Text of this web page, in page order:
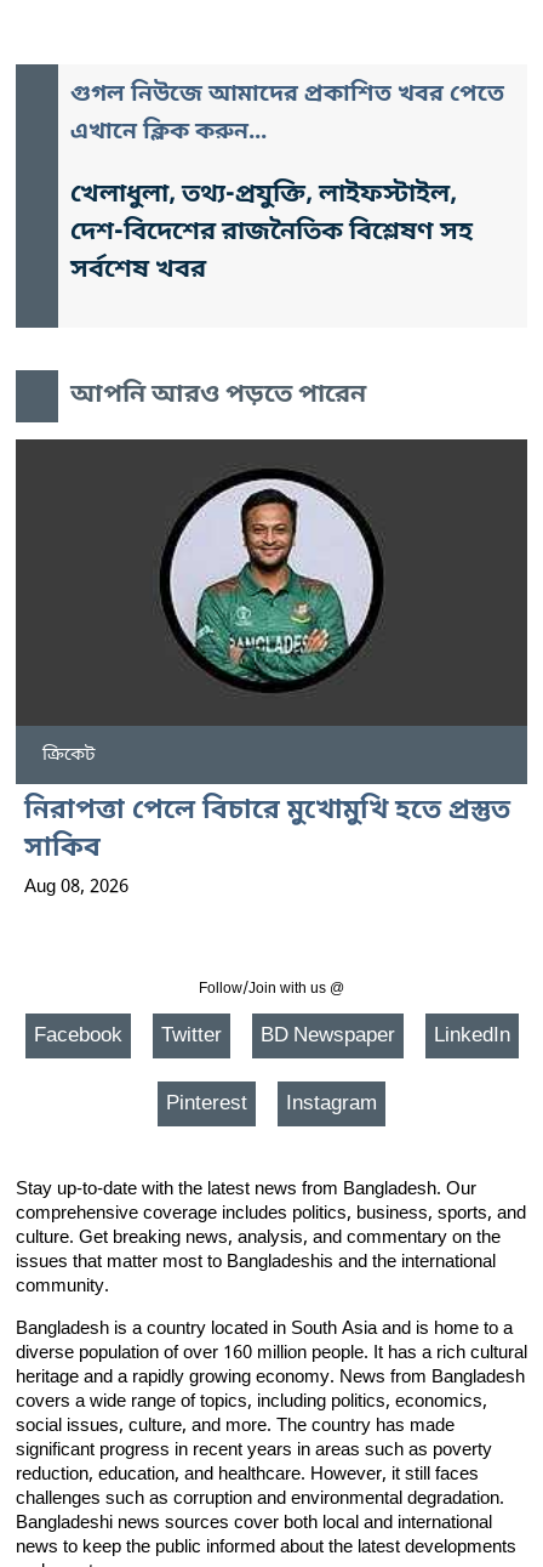
গুগল নিউজে আমাদের প্রকাশিত খবর পেতে
এখানে ক্লিক করুন...
খেলাধুলা, তথ্য-প্রযুক্তি, লাইফস্টাইল,
দেশ-বিদেশের রাজনৈতিক বিশ্লেষণ সহ
সর্বশেষ খবর
আপনি আরও পড়তে পারেন
ক্রিকেট
নিরাপত্তা পেলে বিচারে মুখোমুখি হতে প্রস্তুত
সাকিব
Aug 08, 2026
Follow/Join with us @
Facebook Twitter BD Newspaper LinkedIn
Pinterest Instagram
Stay up-to-date with the latest news from Bangladesh. Our
comprehensive coverage includes politics, business, sports, and
culture. Get breaking news, analysis, and commentary on the
issues that matter most to Bangladeshis and the international
community.
Bangladesh is a country located in South Asia and is home to a
diverse population of over 160 million people. It has a rich cultural
heritage and a rapidly growing economy. News from Bangladesh
covers a wide range of topics, including politics, economics,
social issues, culture, and more. The country has made
significant progress in recent years in areas such as poverty
reduction, education, and healthcare. However, it still faces
challenges such as corruption and environmental degradation.
Bangladeshi news sources cover both local and international
news to keep the public informed about the latest developments